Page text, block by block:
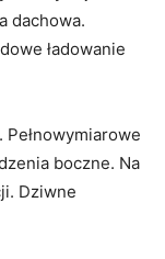
dachowa.
ładowanie
boczne. Na
Dziwne